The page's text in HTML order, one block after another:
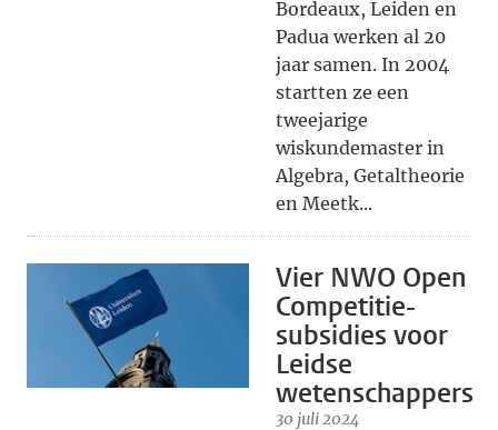
Bordeaux, Leiden en
Padua werken al 20
jaar samen. In 2004
startten ze een
tweejarige
wiskundemaster in
Algebra, Getaltheorie
en Meetk...
Vier NWO Open
Competitie-
subsidies voor
Leidse
wetenschappers
30 juli 2024